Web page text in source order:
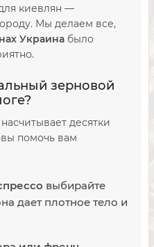
киевлян —
Мы делаем все,
Украина было
зерновой
десятки
помочь вам
выбирайте
дает плотное тело и